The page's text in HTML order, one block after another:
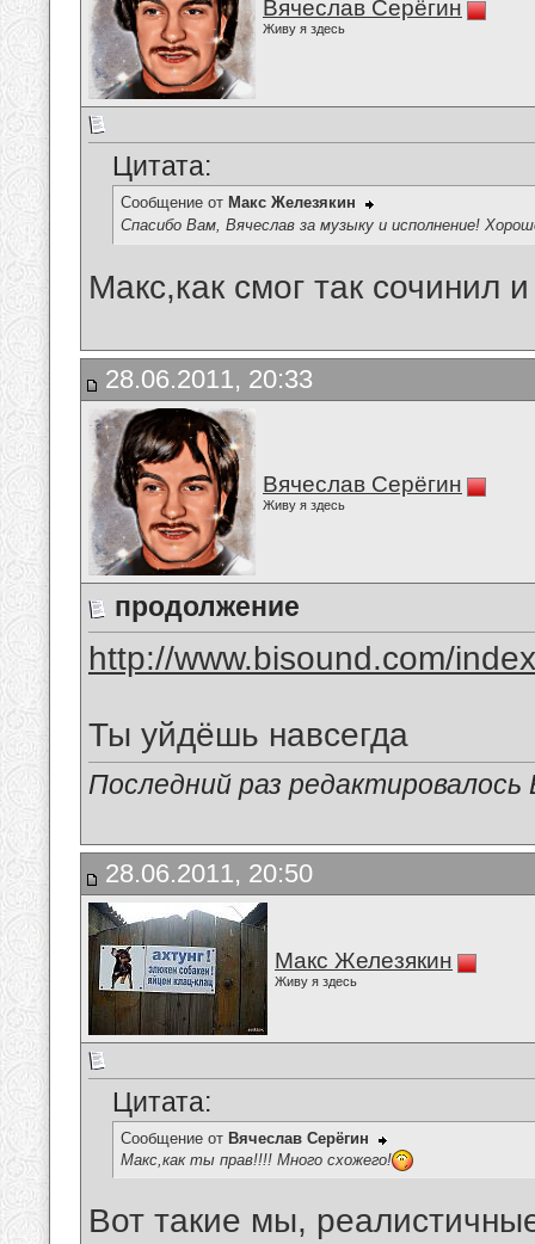
Вячеслав Серёгин
Живу я здесь
Цитата:
Сообщение от Макс Железякин
Спасибо Вам, Вячеслав за музыку и исполнение!
Макс,как смог так сочинил
28.06.2011, 20:33
Вячеслав Серёгин
Живу я здесь
продолжение
http://www.bisound.com/
Ты уйдёшь навсегда
Последний раз
28.06.2011, 20:50
Макс Железякин
Живу я здесь
Цитата:
Сообщение от Вячеслав Серёгин
Макс,как ты прав!!!! Много схожего!
Вот такие мы,